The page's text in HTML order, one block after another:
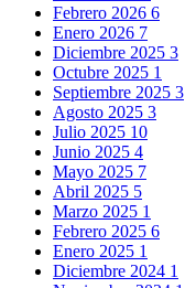
Febrero 2026 6
Enero 2026 7
Diciembre 2025 3
Octubre 2025 1
Septiembre 2025 3
Agosto 2025 3
Julio 2025 10
Junio 2025 4
Mayo 2025 7
Abril 2025 5
Marzo 2025 1
Febrero 2025 6
Enero 2025 1
Diciembre 2024 1